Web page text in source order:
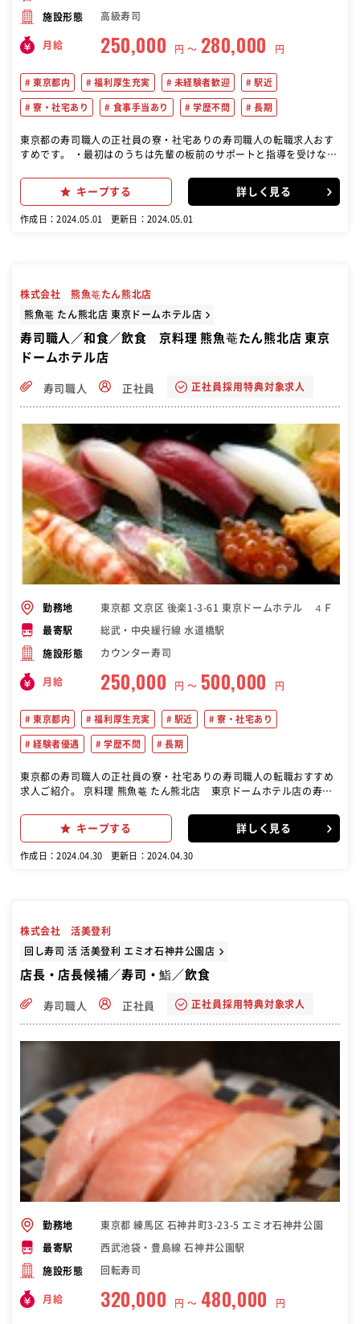
施設形態 高級寿司
月給 250,000 円 〜 280,000 円
東京都内 福利厚生充実 未経験者歓迎 駅近
寮・社宅あり 食事手当あり 学歴不問 長期
東京都の寿司職人の正社員の寮・社宅ありの寿司職人の転職求人おす
すめです。 ・最初はのうちは先輩の板前のサポートと指導を受けなが
ばかりなので、相談もしやすいです。 ・名物のしあたまをはじめとし
た逸品調理 ・寿司調理 ・仕込み ・発注 ・在庫管理など
キープする 詳しく見る
作成日：2024.05.01 更新日：2024.05.01
株式会社 熊魚菴たん熊北店
熊魚菴 たん熊北店 東京ドームホテル店
寿司職人／和食／飲食 京料理 熊魚菴たん熊北店 東京
ドームホテル店
寿司職人 正社員 正社員採用特典対象求人
勤務地 東京都 文京区 後楽1-3-61 東京ドームホテル ４Ｆ
最寄駅 総武・中央緩行線 水道橋駅
施設形態 カウンター寿司
月給 250,000 円 〜 500,000 円
東京都内 福利厚生充実 駅近 寮・社宅あり
経験者優遇 学歴不問 長期
東京都の寿司職人の正社員の寮・社宅ありの寿司職人の転職おすすめ
求人ご紹介。 京料理 熊魚菴 たん熊北店 東京ドームホテル店の寿司
す。 堅苦しさのない環境で、自身の経験やスキルを活かしつつ成長で
きます。伝統的な技術や知識を学びながら、厳選された京野菜や旬の
キープする 詳しく見る
作成日：2024.04.30 更新日：2024.04.30
株式会社 活美登利
回し寿司 活 活美登利 エミオ石神井公園店
店長・店長候補／寿司・鮨／飲食
寿司職人 正社員 正社員採用特典対象求人
勤務地 東京都 練馬区 石神井町3-23-5 エミオ石神井公園
最寄駅 西武池袋・豊島線 石神井公園駅
施設形態 回転寿司
月給 320,000 円 〜 480,000 円